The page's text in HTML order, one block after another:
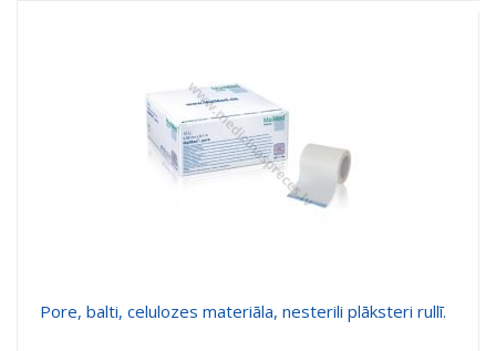
Pore, balti, celulozes materiāla, nesterili plāksteri rullī.